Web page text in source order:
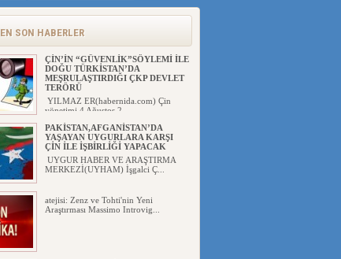
EN SON HABERLER
ÇİN’İN “GÜVENLİK”SÖYLEMİ İLE
DOĞU TÜRKİSTAN’DA
MEŞRULAŞTIRDIĞI ÇKP DEVLET
TERÖRÜ
YILMAZ ER(habernida.com) Çin
yönetimi 4 Ağustos 2...
PAKİSTAN,AFGANİSTAN’DA
YAŞAYAN UYGURLARA KARŞI
ÇİN İLE İŞBİRLİĞİ YAPACAK
UYGUR HABER VE ARAŞTIRMA
MERKEZİ(UYHAM) İşgalci Ç...
atejisi: Zenz ve Tohti'nin Yeni
Araştırması Massimo Introvig...